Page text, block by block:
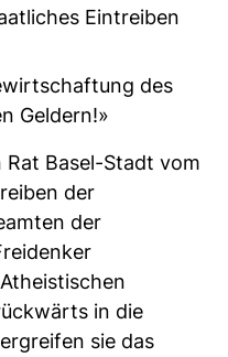
Eintreiben
des
Geldern!»
Rat Basel-Stadt vom
der
der
in die
sie das